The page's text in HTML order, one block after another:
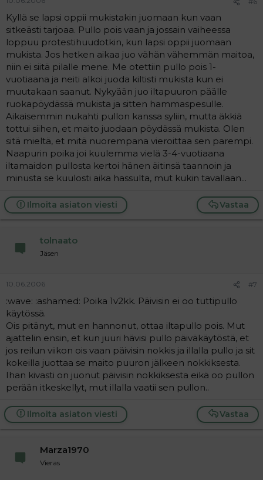
Kyllä se lapsi oppii mukistakin juomaan kun vaan
sitkeästi tarjoaa. Pullo pois vaan ja jossain vaiheessa
loppuu protestihuudotkin, kun lapsi oppii juomaan
mukista. Jos hetken aikaa juo vähän vähemmän maitoa,
niin ei siitä pilalle mene. Me otettiin pullo pois 1-
vuotiaana ja neiti alkoi juoda kiltisti mukista kun ei
muutakaan saanut. Nykyään juo iltapuuron päälle
ruokapöydässä mukista ja sitten hammaspesulle.
Aikaisemmin nukahti pullon kanssa syliin, mutta äkkiä
tottui siihen, et maito juodaan pöydässä mukista. Olen
sitä mieltä, et mitä nuorempana vieroittaa sen parempi.
Naapurin poika joi kuulemma vielä 3-4-vuotiaana
iltamaidon pullosta kertoi hänen äitinsä taannoin ja
minusta se kuulosti aika hassulta, mut kukin tavallaan...
Vastaa
Ilmoita asiaton viesti
tolnaato
Jäsen
10.06.2006 #7
:wave: :ashamed: Poika 1v2kk. Päivisin ei oo tuttipullo
käytössä.
Ois pitänyt, mut en hannonut, ottaa iltapullo pois. Mut
ajattelin ensin, et kun juuri hävisi pullo päiväkäytöstä, et
jos reilun viikon ois vaan päivisin nokkis ja illalla pullo ja sit
kokeilla juottaa se maito puuron jälkeen nokkiksesta.
Ihan kivasti on juonut päivisin nokkiksesta eikä oo pullon
perään itkeskellyt, mut illalla vaatii sen pullon..
Vastaa
Ilmoita asiaton viesti
Marza1970
Vieras